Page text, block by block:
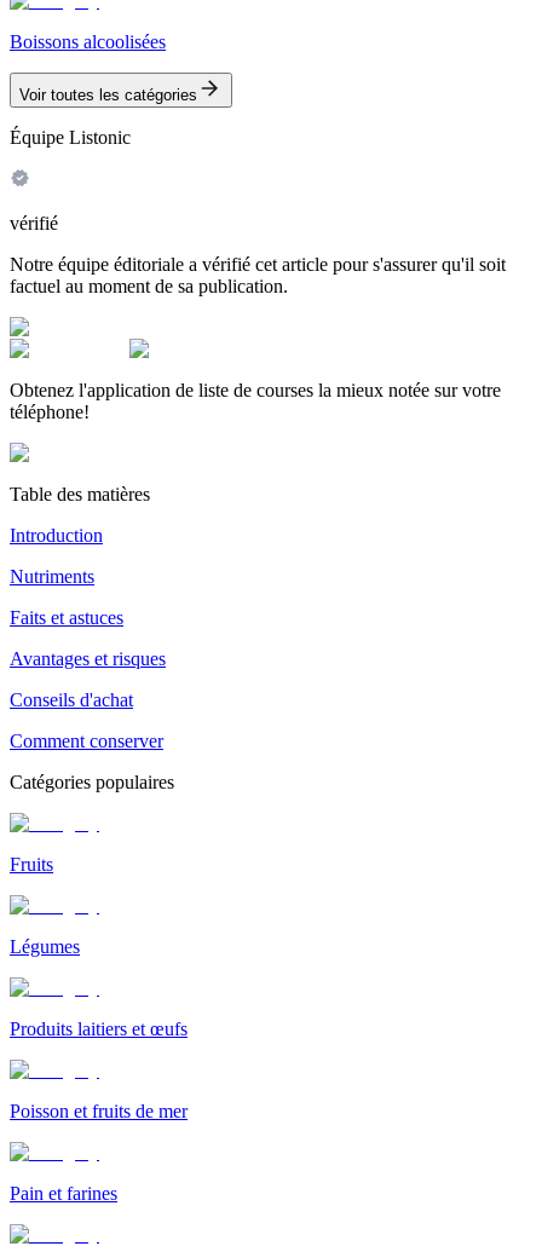
Boissons alcoolisées
Voir toutes les catégories
Équipe Listonic
vérifié
Notre équipe éditoriale a vérifié cet article pour s'assurer qu'il soit
factuel au moment de sa publication.
Obtenez l'application de liste de courses la mieux notée sur votre
téléphone!
Table des matières
Introduction
Nutriments
Faits et astuces
Avantages et risques
Conseils d'achat
Comment conserver
Catégories populaires
Fruits
Légumes
Produits laitiers et œufs
Poisson et fruits de mer
Pain et farines